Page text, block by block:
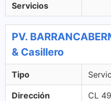
Servicios
PV.
& Casillero
Tipo
Dirección
CL